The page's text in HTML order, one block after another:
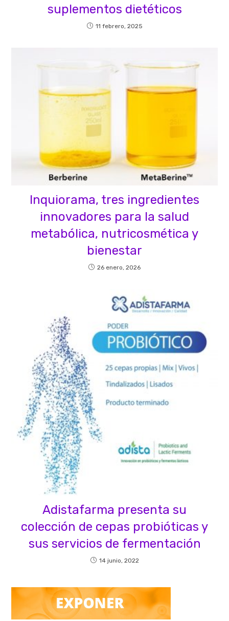
suplementos dietéticos
11 febrero, 2025
Inquiorama, tres ingredientes
innovadores para la salud
metabólica, nutricosmética y
bienestar
26 enero, 2026
Adistafarma presenta su
colección de cepas probióticas y
sus servicios de fermentación
14 junio, 2022